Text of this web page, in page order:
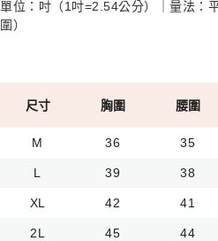
單位：吋（1吋=2.54公分）｜量法：
圍）
尺寸 胸圍 腰圍
M 36 35
L 39 38
XL 42 41
2L 45 44